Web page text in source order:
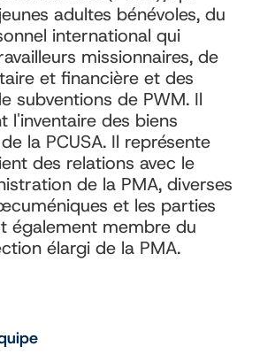
adultes bénévoles, du
international qui
missionnaires, de
et financière et des
subventions de PWM. Il
l'inventaire des biens
la PCUSA. Il représente
des relations avec le
de la PMA, diverses
et les parties
également membre du
élargi de la PMA.